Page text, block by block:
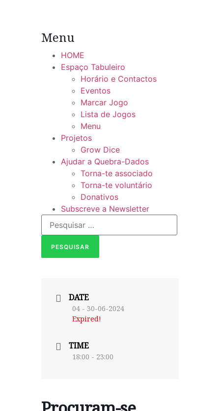
Menu
HOME
Espaço Tabuleiro
Horário e Contactos
Eventos
Marcar Jogo
Lista de Jogos
Menu
Projetos
Grow Dice
Ajudar a Quebra-Dados
Torna-te associado
Torna-te voluntário
Donativos
Subscreve a Newsletter
DATE
04 - 30-06-2024
Expired!
TIME
18:00 - 23:00